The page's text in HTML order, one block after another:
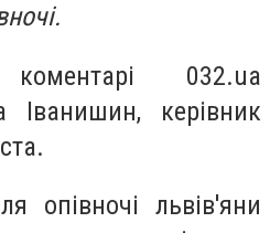
032.ua
керівник
опівночі львів'яни